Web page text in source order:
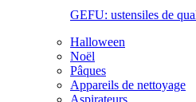
GEFU: ustensiles de
Halloween
Noël
Pâques
Appareils de nettoyage
Aspirateurs